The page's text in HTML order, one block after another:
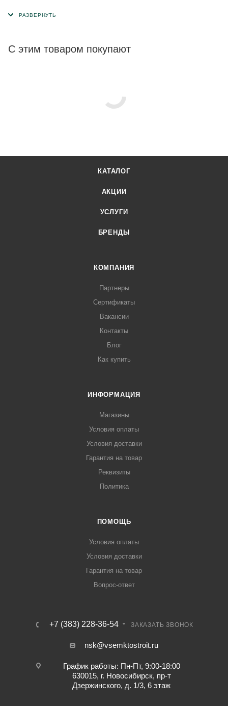
С этим товаром покупают
КАТАЛОГ
АКЦИИ
УСЛУГИ
БРЕНДЫ
КОМПАНИЯ
Партнеры
Сертификаты
Вакансии
Контакты
Блог
Как купить
ИНФОРМАЦИЯ
Магазины
Условия оплаты
Условия доставки
Гарантия на товар
Реквизиты
Политика
ПОМОЩЬ
Условия оплаты
Условия доставки
Гарантия на товар
Вопрос-ответ
+7 (383) 228-36-54 ЗАКАЗАТЬ ЗВОНОК
nsk@vsemktostroit.ru
График работы: Пн-Пт, 9:00-18:00
630015, г. Новосибирск, пр-т
Дзержинского, д. 1/3, 6 этаж